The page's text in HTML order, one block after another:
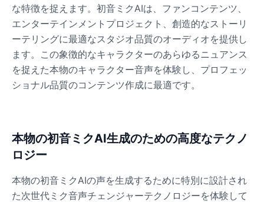
Daddy Pig
Male @QuantumRune
Dalek
Male @MoonDiary
Male @kingofworld_666
な特徴を捉えます。初音ミクAIは、ファンコンテンツ、
エンターテインメントプロジェクト、創造的なストーリ
ーテリングに最適なスタジオ品質のオーディオを提供し
ます。この象徴的なキャラクターのあらゆるニュアンス
を捉えた本物のキャラクター音声を体験し、プロフェッ
ショナル品質のコンテンツ作成に最適です。
本物の初音ミクAI生成のための高度なテクノ
ロジー
本物の初音ミクAIの声を生成するために特別に設計され
た次世代ミク音声チェンジャーテクノロジーを体験して